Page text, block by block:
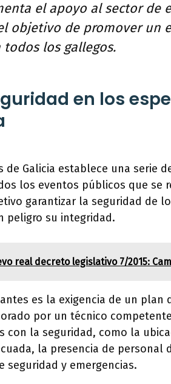
el apoyo al sector de
objetivo de promover un
los gallegos.
en los
de Galicia establece una serie
los eventos públicos que se
garantizar la seguridad de
peligro su integridad.
real decreto legislativo 7/2015:
es la exigencia de un plan
por un técnico
con la seguridad, como la
la presencia de personal
seguridad y emergencias.